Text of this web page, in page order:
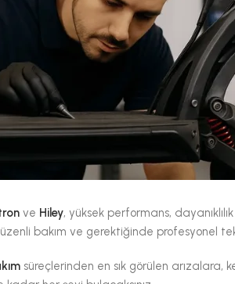
ve Hiley, yüksek performans,
bakım ve gerektiğinde profesyonel
süreçlerinden en sık görülen arızalara,